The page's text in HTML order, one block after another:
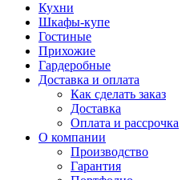
Кухни
Шкафы-купе
Гостиные
Прихожие
Гардеробные
Доставка и оплата
Как сделать заказ
Доставка
Оплата и рассрочка
О компании
Производство
Гарантия